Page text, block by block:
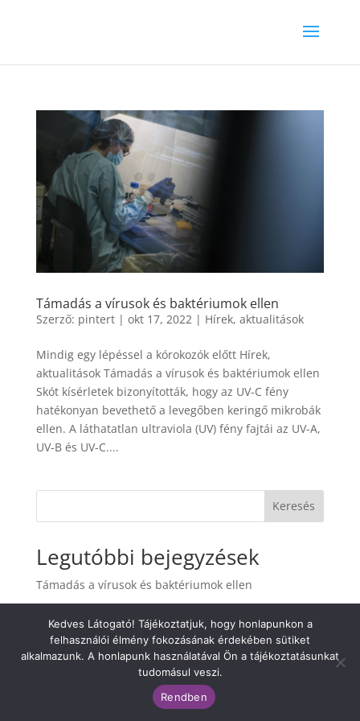
Támadás a vírusok és baktériumok ellen
Szerző: pintert| okt 17, 2022 | Hírek, aktualitások
Mindig egy lépéssel a kórokozók előtt Hírek,
aktualitások Támadás a vírusok és baktériumok ellen
Skót kísérletek bizonyították, hogy az UV-C fény
hatékonyan bevethető a levegőben keringő mikrobák
ellen. A láthatatlan ultraviola (UV) fény fajtái az UV-A,
UV-B és UV-C....
Keresés
Legutóbbi bejegyzések
Támadás a vírusok és baktériumok ellen
Legutóbbi hozzászólások
Nincs megjeleníthető bejegyzés.
Kedves Látogató! Tájékoztatjuk, hogy honlapunkon a
felhasználói élmény fokozásának érdekében sütiket
alkalmazunk. A honlapunk használatával Ön a tájékoztatásunkat
tudomásul veszi.
Rendben